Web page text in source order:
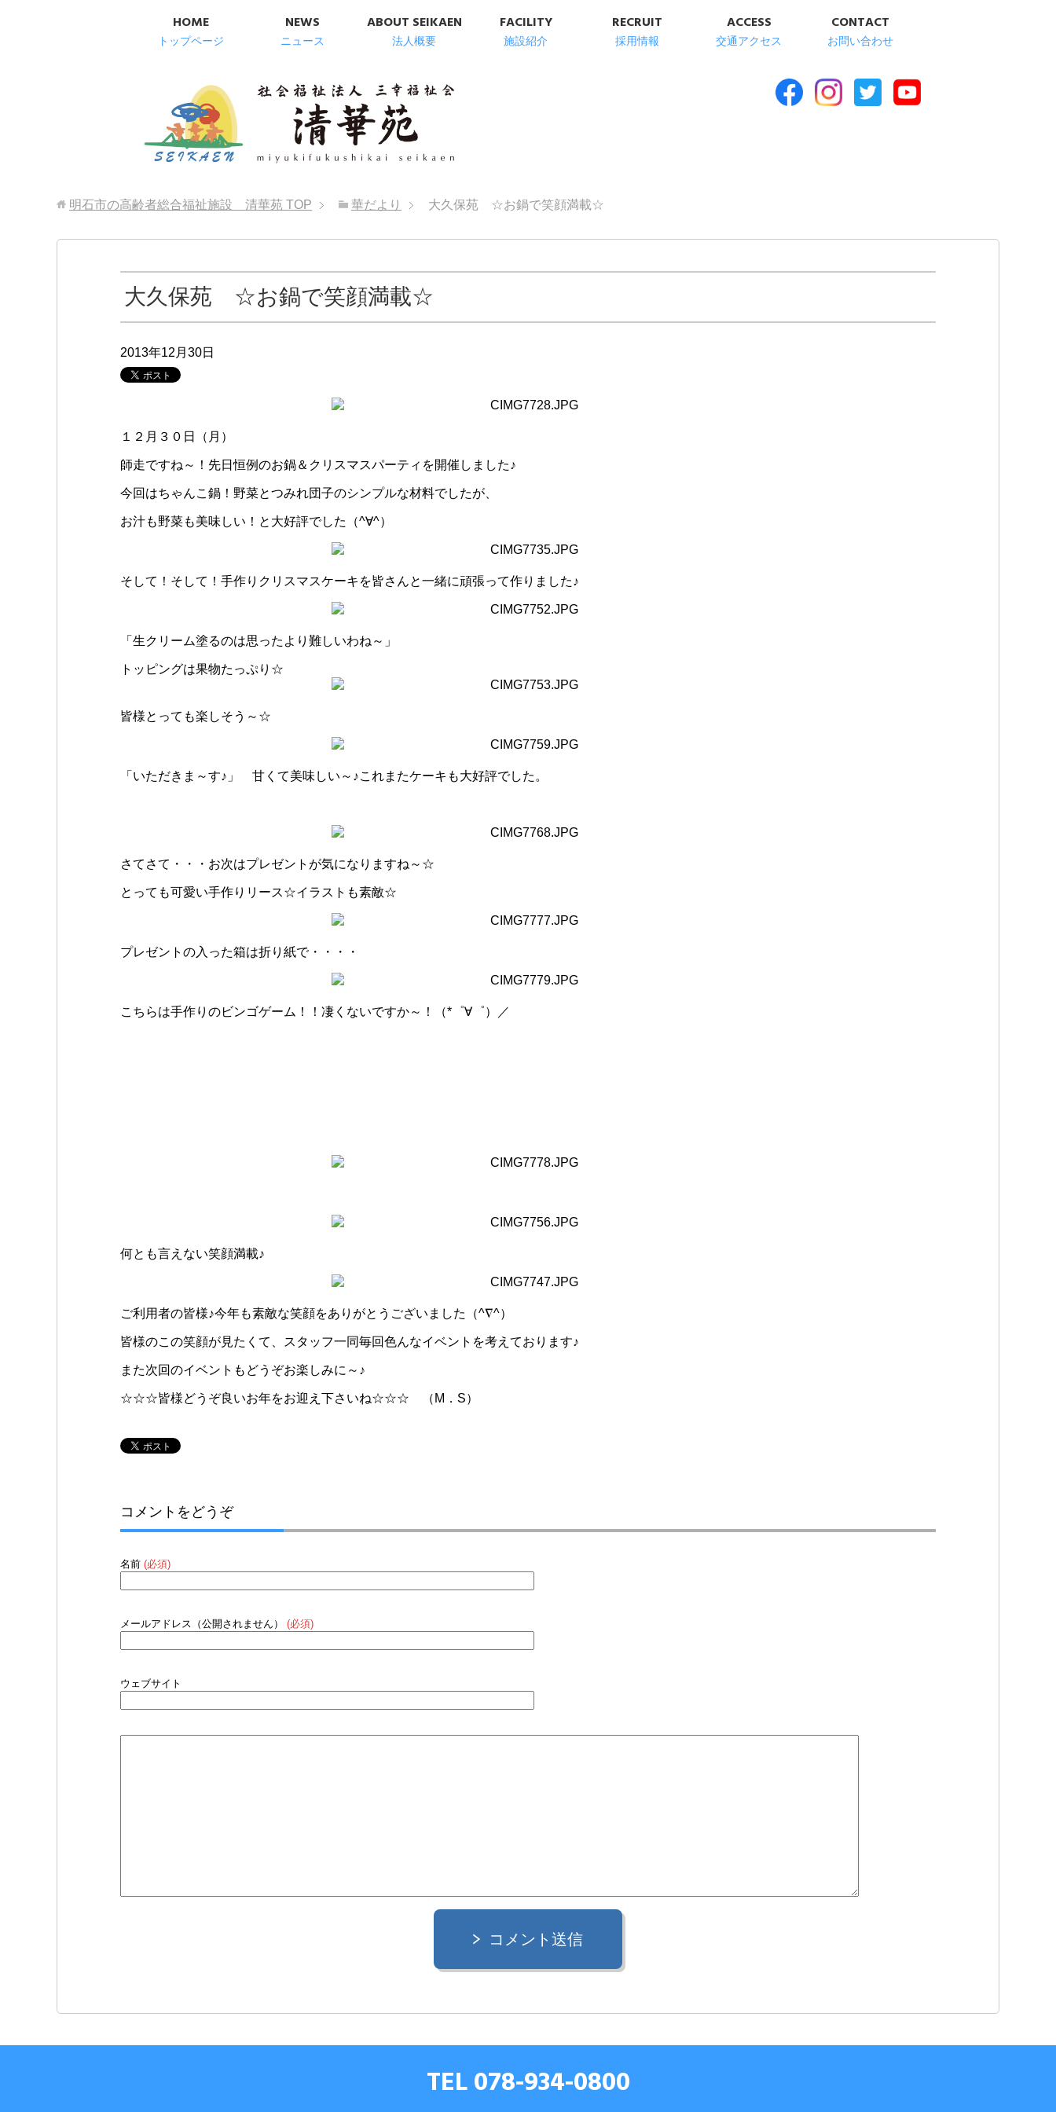
HOME
トップページ
NEWS
ニュース
ABOUT SEIKAEN
法人概要
FACILITY
施設紹介
RECRUIT
採用情報
ACCESS
交通アクセス
CONTACT
お問い合わせ
明石市の高齢者総合福祉施設 清華苑
明石市の高齢者総合福祉施設 清華苑 TOP 華だより 大久保苑 ☆お鍋で笑顔満載☆
大久保苑 ☆お鍋で笑顔満載☆
2013年12月30日
１２月３０日（月）
師走ですね～！先日恒例のお鍋＆クリスマスパーティを開催しました♪
今回はちゃんこ鍋！野菜とつみれ団子のシンプルな材料でしたが、
お汁も野菜も美味しい！と大好評でした（^∀^）
そして！そして！手作りクリスマスケーキを皆さんと一緒に頑張って作りました♪
「生クリーム塗るのは思ったより難しいわね～」
トッピングは果物たっぷり☆
皆様とっても楽しそう～☆
「いただきま～す♪」 甘くて美味しい～♪これまたケーキも大好評でした。
さてさて・・・お次はプレゼントが気になりますね～☆
とっても可愛い手作りリース☆イラストも素敵☆
プレゼントの入った箱は折り紙で・・・・
こちらは手作りのビンゴゲーム！！凄くないですか～！（*゜∀゜）／
何とも言えない笑顔満載♪
ご利用者の皆様♪今年も素敵な笑顔をありがとうございました（^∇^）
皆様のこの笑顔が見たくて、スタッフ一同毎回色んなイベントを考えております♪
また次回のイベントもどうぞお楽しみに～♪
☆☆☆皆様どうぞ良いお年をお迎え下さいね☆☆☆ （M．S）
コメントをどうぞ
名前 (必須)
メールアドレス（公開されません） (必須)
ウェブサイト
コメント送信
TEL 078-934-0800